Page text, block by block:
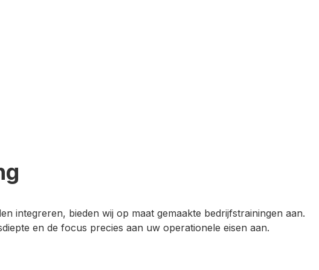
integreren, bieden wij op maat gemaakte bedrijfstrainingen aan.
en de focus precies aan uw operationele eisen aan.